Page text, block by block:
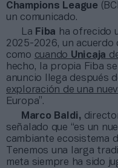
Champions League
un comunicado.
La Fiba ha ofrecido
2025-2026, un
como cuando Unicaja
hecho, la propia Fiba
anuncio llega después
exploración de una
Europa”.
Marco Baldi,
señalado que “es un
cambiante ecosistema
Tenemos una larga
meta siempre ha sido